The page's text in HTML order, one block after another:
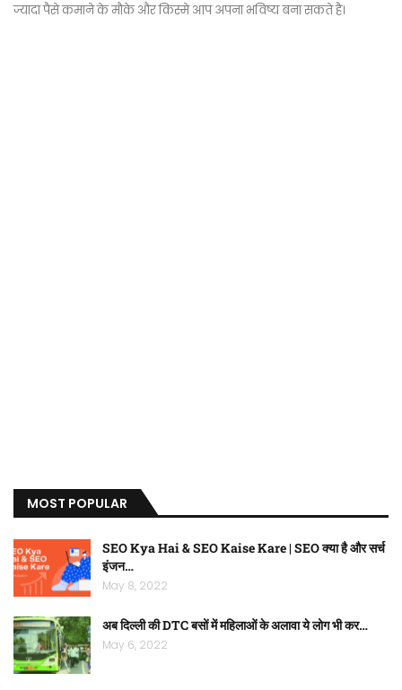
ज्यादा पैसे कमाने के मौके और किस्मे आप अपना भविष्य बना सकते है।
MOST POPULAR
SEO Kya Hai & SEO Kaise Kare | SEO क्या है और सर्च
इंजन…
May 8, 2022
अब दिल्ली की DTC बसों में महिलाओं के अलावा ये लोग भी कर…
May 6, 2022